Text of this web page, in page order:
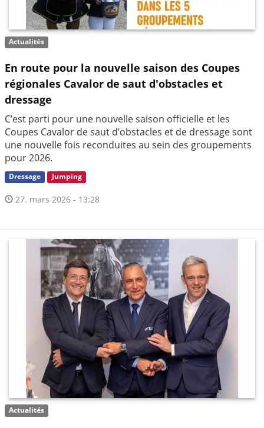
Actualités
En route pour la nouvelle saison des Coupes
régionales Cavalor de saut d'obstacles et
dressage
C’est parti pour une nouvelle saison officielle et les
Coupes Cavalor de saut d’obstacles et de dressage sont
une nouvelle fois reconduites au sein des groupements
pour 2026.
Dressage Jumping
27. mars 2026 - 13:28
Actualités